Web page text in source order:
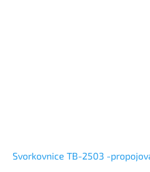
Svorkovnice TB-2503 -